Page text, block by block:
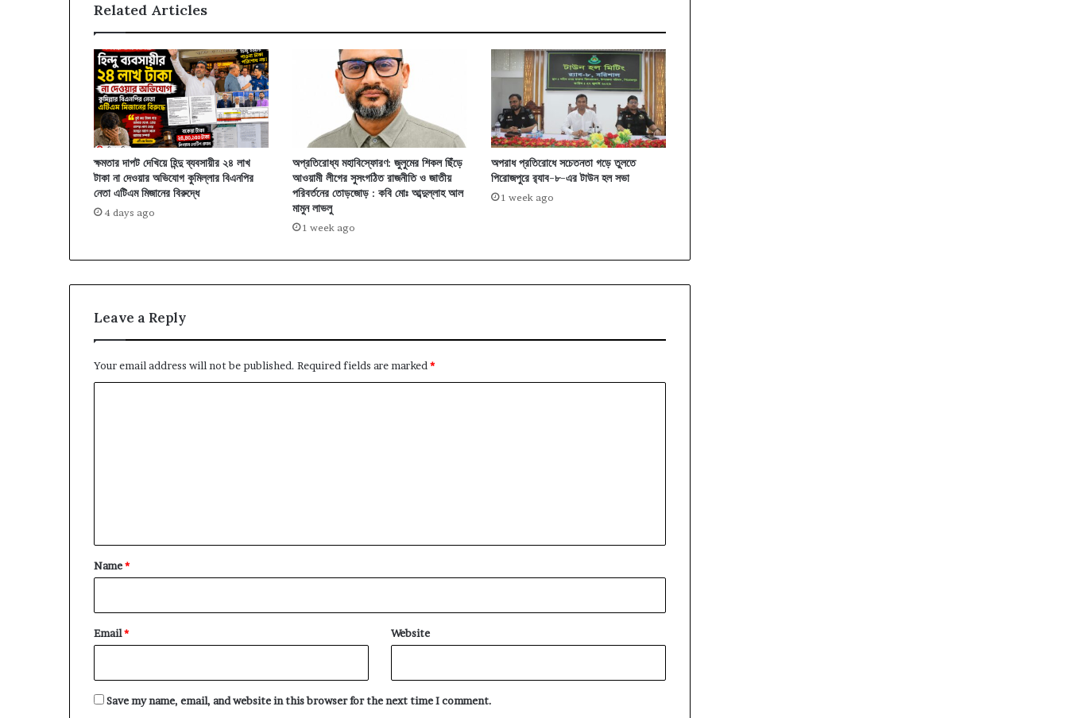
Related Articles
ক্ষমতার দাপট দেখিয়ে হিন্দু ব্যবসায়ীর ২৪ লাখ
টাকা না দেওয়ার অভিযোগ কুমিল্লার বিএনপির
নেতা এটিএম মিজানের বিরুদ্ধে
4 days ago
অপ্রতিরোধ্য মহাবিস্ফোরণ: জুলুমের শিকল ছিঁড়ে
আওয়ামী লীগের সুসংগঠিত রাজনীতি ও জাতীয়
পরিবর্তনের তোড়জোড় : কবি মোঃ আব্দুল্লাহ আল
মামুন লাভলু
1 week ago
অপরাধ প্রতিরোধে সচেতনতা গড়ে তুলতে
পিরোজপুরে র‍্যাব-৮-এর টাউন হল সভা
1 week ago
Leave a Reply
Your email address will not be published. Required fields are marked*
*
Name*
Email* Website
Save my name, email, and website in this browser for the next time I comment.